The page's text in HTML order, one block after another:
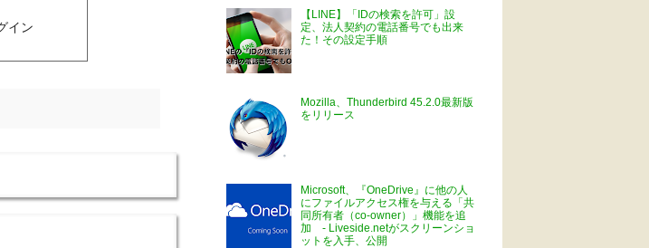
イン
【LINE】「IDの検索を許可」設
定、法人契約の電話番号でも出来
た！その設定手順
Mozilla、Thunderbird 45.2.0最新版
をリリース
Microsoft、『OneDrive』に他の人
にファイルアクセス権を与える「共
同所有者（co-owner）」機能を追
加 - Liveside.netがスクリーンショ
ットを入手、公開